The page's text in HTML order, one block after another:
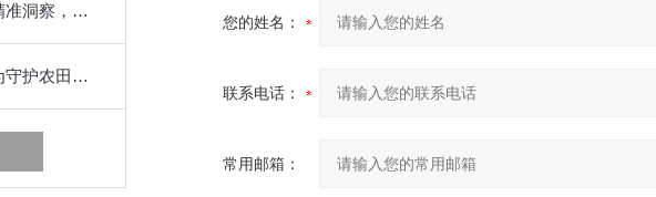
农田小气候监测站：精准洞察，为农田筑就智慧防护网
农田小气候监测站成为守护农田生态的“智慧之眼”
您的姓名：
联系电话：
常用邮箱：